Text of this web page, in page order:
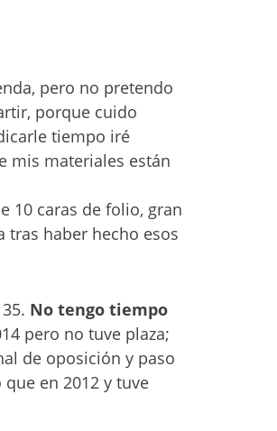
pero no pretendo
porque cuido
tiempo iré
mis materiales están
10 caras de folio, gran
tras haber hecho esos
No tengo tiempo
pero no tuve plaza;
de oposición y paso
en 2012 y tuve